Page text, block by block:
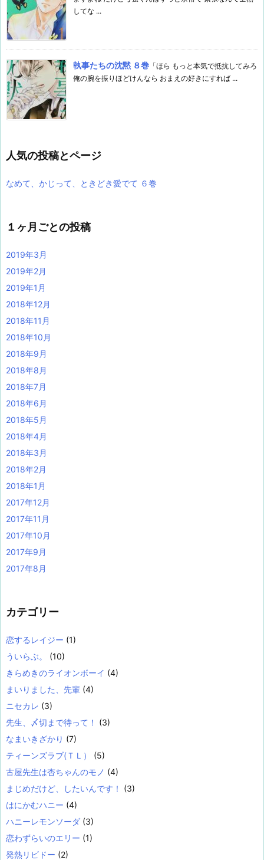
してな ...
執事たちの沈黙 ８巻 「ほら もっと本気で抵抗してみろ
俺の腕を振りほどけんなら おまえの好きにすれば ...
人気の投稿とページ
なめて、かじって、ときどき愛でて ６巻
１ヶ月ごとの投稿
2019年3月
2019年2月
2019年1月
2018年12月
2018年11月
2018年10月
2018年9月
2018年8月
2018年7月
2018年6月
2018年5月
2018年4月
2018年3月
2018年2月
2018年1月
2017年12月
2017年11月
2017年10月
2017年9月
2017年8月
カテゴリー
恋するレイジー (1)
ういらぶ。
(10)
きらめきのライオンボーイ (4)
まいりました、先輩 (4)
ニセカレ (3)
先生、〆切まで待って！
(3)
なまいきざかり (7)
ティーンズラブ(ＴＬ）
(5)
古屋先生は杏ちゃんのモノ (4)
まじめだけど、したいんです！
(3)
はにかむハニー (4)
ハニーレモンソーダ (3)
恋わずらいのエリー (1)
発熱リビドー (2)